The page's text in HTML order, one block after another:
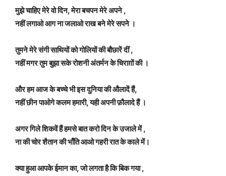
मुझे चाहिए मेरे वो दिन, मेरा बचपन मेरे अपने ,
नहीं लगाओ आग ना जलाओ राख बने मेरे सपने ।
तुमने मेरे संगी साथियों को गोलियों की बौछारें दीं ,
नहीं मगर तुम बुझा सके रोशनी अंतर्मन के चिराग़ों की ।
और हम आज के बच्चे भी इस दुनिया की औलादें हैं,
नहीं छीन पाओगे कलम हमारी, यही अपनी फ़ौलादे हैं ।
अगर गिले शिकवें हैं हमसे बात करो दिन के उजाले में ,
ना की चोर शैतान की भाँति आओ गहरी रात के काले में।
क्या हुआ आपके ईमान का, जो लगता है कि बिक गया ,